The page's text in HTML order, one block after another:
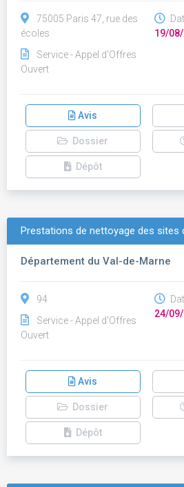
75005 Paris 47, rue des
écoles
Service - Appel d'Offres
Ouvert
19/
Avis
Dossier
Dépôt
Prestations de nettoyage des sites
Département du Val-de-Marne
94
Service - Appel d'Offres
Ouvert
24/
Avis
Dossier
Dépôt